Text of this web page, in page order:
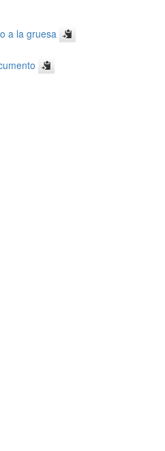
a la gruesa